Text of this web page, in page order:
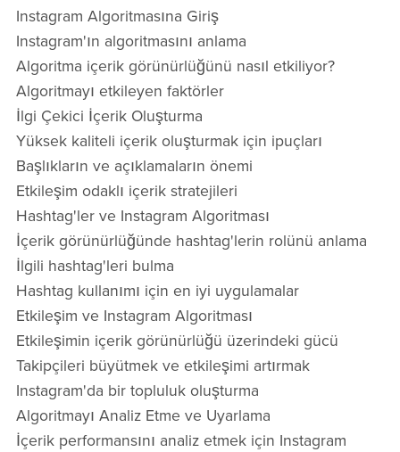
Instagram Algoritmasına Giriş
Instagram'ın algoritmasını anlama
Algoritma içerik görünürlüğünü nasıl etkiliyor?
Algoritmayı etkileyen faktörler
İlgi Çekici İçerik Oluşturma
Yüksek kaliteli içerik oluşturmak için ipuçları
Başlıkların ve açıklamaların önemi
Etkileşim odaklı içerik stratejileri
Hashtag'ler ve Instagram Algoritması
İçerik görünürlüğünde hashtag'lerin rolünü anlama
İlgili hashtag'leri bulma
Hashtag kullanımı için en iyi uygulamalar
Etkileşim ve Instagram Algoritması
Etkileşimin içerik görünürlüğü üzerindeki gücü
Takipçileri büyütmek ve etkileşimi artırmak
Instagram'da bir topluluk oluşturma
Algoritmayı Analiz Etme ve Uyarlama
İçerik performansını analiz etmek için Instagram